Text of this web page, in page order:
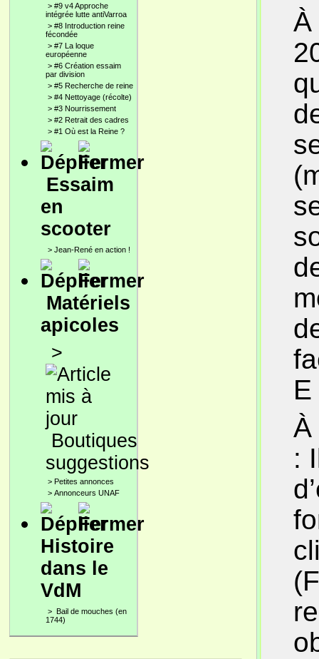
> #9 v4 Approche
intégrée lutte antiVarroa
> #8 Introduction reine
fécondée
> #7 La loque
européenne
> #6 Création essaim
par division
> #5 Recherche de reine
> #4 Nettoyage (récolte)
> #3 Nourrissement
> #2 Retrait des cadres
> #1 Où est la Reine ?
Essaim
en
scooter
> Jean-René en action !
Matériels
apicoles
>
Boutiques
suggestions
> Petites annonces
> Annonceurs UNAF
Histoire
dans le
VdM
> Bail de mouches (en
1744)
À
À
: